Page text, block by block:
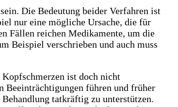
Die Bedeutung beider Verfahren ist
nur eine mögliche Ursache, die für
Fällen reichen Medikamente, um die
Beispiel verschrieben und auch muss
ist doch nicht
Beeinträchtigungen führen und früher
tatkräftig zu unterstützen.